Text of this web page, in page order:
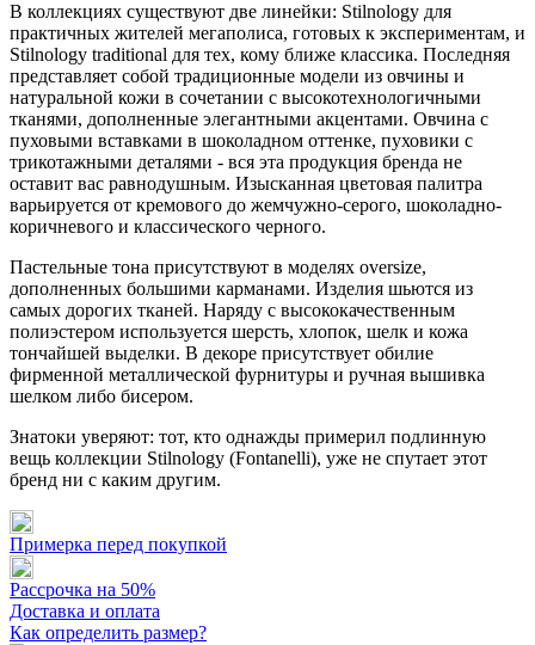
В коллекциях существуют две линейки: Stilnology для
практичных жителей мегаполиса, готовых к экспериментам, и
Stilnology traditional для тех, кому ближе классика. Последняя
представляет собой традиционные модели из овчины и
натуральной кожи в сочетании с высокотехнологичными
тканями, дополненные элегантными акцентами. Овчина с
пуховыми вставками в шоколадном оттенке, пуховики с
трикотажными деталями - вся эта продукция бренда не
оставит вас равнодушным. Изысканная цветовая палитра
варьируется от кремового до жемчужно-серого, шоколадно-
коричневого и классического черного.
Пастельные тона присутствуют в моделях oversize,
дополненных большими карманами. Изделия шьются из
самых дорогих тканей. Наряду с высококачественным
полиэстером используется шерсть, хлопок, шелк и кожа
тончайшей выделки. В декоре присутствует обилие
фирменной металлической фурнитуры и ручная вышивка
шелком либо бисером.
Знатоки уверяют: тот, кто однажды примерил подлинную
вещь коллекции Stilnology (Fontanelli), уже не спутает этот
бренд ни с каким другим.
Примерка перед покупкой
Рассрочка на 50%
Доставка и оплата
Как определить размер?